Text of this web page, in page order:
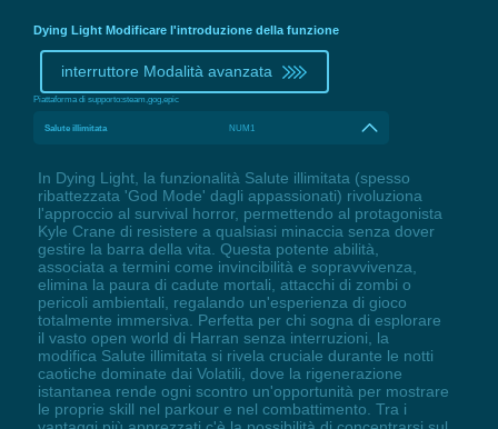
Dying Light Modificare l'introduzione della funzione
interruttore Modalità avanzata
Piattaforma di supporto:steam,gog,epic
Salute illimitata NUM1
In Dying Light, la funzionalità Salute illimitata (spesso
ribattezzata 'God Mode' dagli appassionati) rivoluziona
l'approccio al survival horror, permettendo al protagonista
Kyle Crane di resistere a qualsiasi minaccia senza dover
gestire la barra della vita. Questa potente abilità,
associata a termini come invincibilità e sopravvivenza,
elimina la paura di cadute mortali, attacchi di zombi o
pericoli ambientali, regalando un'esperienza di gioco
totalmente immersiva. Perfetta per chi sogna di esplorare
il vasto open world di Harran senza interruzioni, la
modifica Salute illimitata si rivela cruciale durante le notti
caotiche dominate dai Volatili, dove la rigenerazione
istantanea rende ogni scontro un'opportunità per mostrare
le proprie skill nel parkour e nel combattimento. Tra i